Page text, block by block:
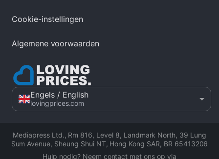
Cookie-instellingen
Algemene voorwaarden
Engels/ English
lovingprices.com
Mediapress Ltd., Rm 816, Level 8, Landmark North, 39 Lung
Sum Avenue, Sheung Shui NT, Hong Kong SAR, BR 65413206
Hulp nodig? Neem contact met ons op via